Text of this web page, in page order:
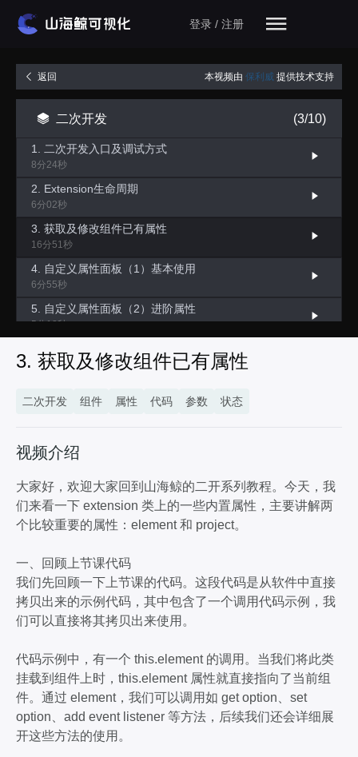
登录 / 注册
返回 本视频由 保利威 提供技术支持
二次开发 (3/10)
1. 二次开发入口及调试方式
8分24秒
2. Extension生命周期
6分02秒
3. 获取及修改组件已有属性
16分51秒
4. 自定义属性面板（1）基本使用
6分55秒
5. 自定义属性面板（2）进阶属性
5分18秒
9分40秒
7分58秒
13分02秒
6分20秒
10. 三维计算器交互实现+资产复用
9分14秒
3. 获取及修改组件已有属性
二次开发 组件 属性 代码 参数 状态
视频介绍
大家好，欢迎大家回到山海鲸的二开系列教程。今天，我
们来看一下 extension 类上的一些内置属性，主要讲解两
个比较重要的属性：element 和 project。
一、回顾上节课代码
我们先回顾一下上节课的代码。这段代码是从软件中直接
拷贝出来的示例代码，其中包含了一个调用代码示例，我
们可以直接将其拷贝出来使用。
代码示例中，有一个 this.element 的调用。当我们将此类
挂载到组件上时，this.element 属性就直接指向了当前组
件。通过 element，我们可以调用如 get option、set
option、add event listener 等方法，后续我们还会详细展
开这些方法的使用。